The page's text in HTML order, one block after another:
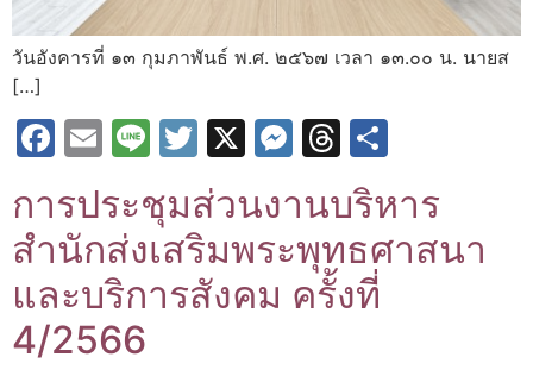
วันอังคารที่ ๑๓ กุมภาพันธ์ พ.ศ. ๒๕๖๗ เวลา ๑๓.๐๐ น. นายส
[…]
Facebook
Email
LineTwitter
X Messenger
Threads
การประชุมส่วนงานบริหาร
สำนักส่งเสริมพระพุทธศาสนา
และบริการสังคม ครั้งที่
4/2566